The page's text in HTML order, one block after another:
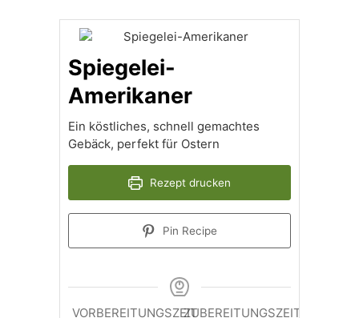
Spiegelei-
Amerikaner
Ein köstliches, schnell gemachtes
Gebäck, perfekt für Ostern
Rezept drucken
Pin Recipe
VORBEREITUNGSZEITZUBEREITUNGSZEIT